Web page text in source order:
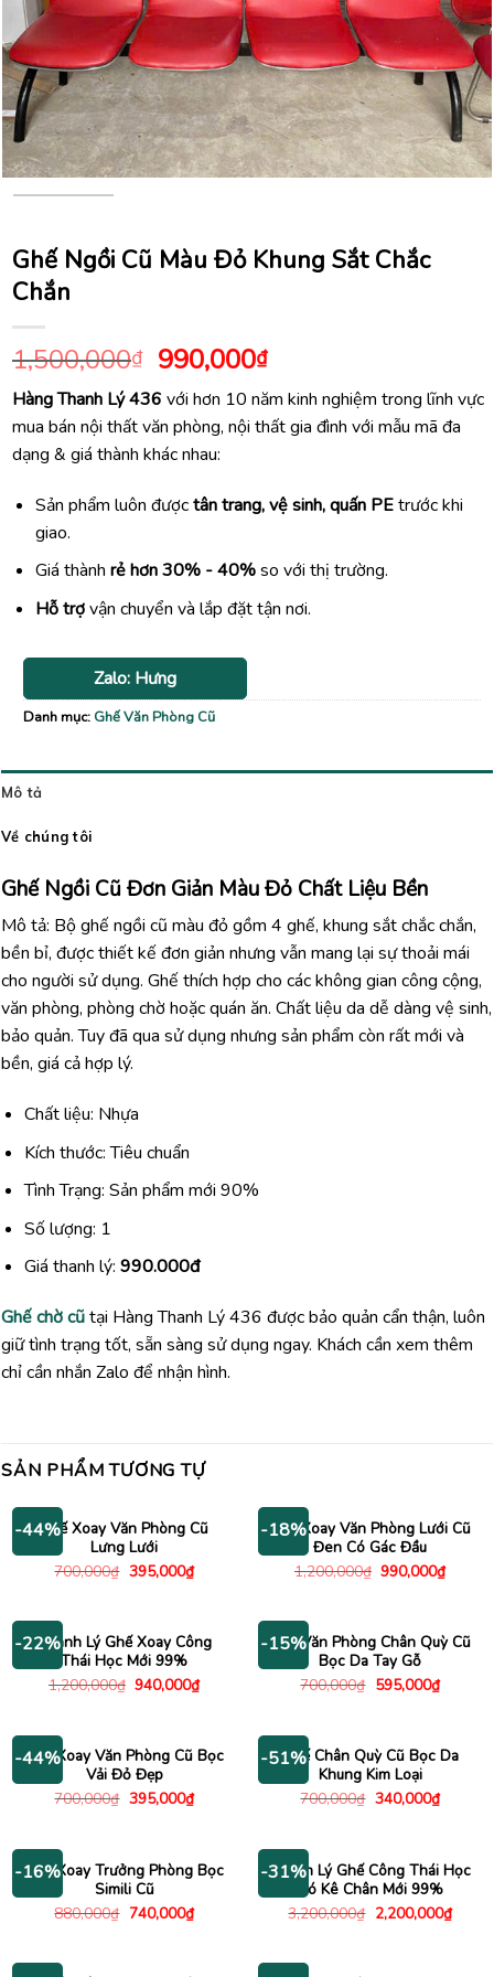
Ghế Ngồi Cũ Màu Đỏ Khung Sắt Chắc
Chắn
1,500,000₫ Giá
gốc
là:
1,500,000₫.
990,000₫Giá
hiện
tại
là:
Hàng Thanh Lý 436 với hơn 10 năm kinh nghiệm trong lĩnh vực
mua bán nội thất văn phòng, nội thất gia đình với mẫu mã đa
dạng & giá thành khác nhau:
Sản phẩm luôn đượctân trang, vệ sinh, quấn PEtrước khi
giao.
Giá thành rẻ hơn 30% - 40%so với thị trường.
Hỗ trợvận chuyển và lắp đặt tận nơi.
Zalo: Hưng
Danh mục: Ghế Văn Phòng Cũ
Mô tả
Về chúng tôi
Ghế Ngồi Cũ Đơn Giản Màu Đỏ Chất Liệu Bền
Mô tả: Bộ ghế ngồi cũ màu đỏ gồm 4 ghế, khung sắt chắc chắn,
bền bỉ, được thiết kế đơn giản nhưng vẫn mang lại sự thoải mái
cho người sử dụng. Ghế thích hợp cho các không gian công cộng,
văn phòng, phòng chờ hoặc quán ăn. Chất liệu da dễ dàng vệ sinh,
bảo quản. Tuy đã qua sử dụng nhưng sản phẩm còn rất mới và
bền, giá cả hợp lý.
Chất liệu: Nhựa
Kích thước: Tiêu chuẩn
Tình Trạng: Sản phẩm mới 90%
Số lượng: 1
Giá thanh lý: 990.000đ
Ghế chờ cũtại Hàng Thanh Lý 436 được bảo quản cẩn thận, luôn
giữ tình trạng tốt, sẵn sàng sử dụng ngay. Khách cần xem thêm
chỉ cần nhắn Zalo để nhận hình.
SẢN PHẨM TƯƠNG TỰ
-44%Ghế Xoay Văn Phòng Cũ
Lưng Lưới
700,000₫ Giá
395,000₫Giá
hiện
395,000₫.
-18%
Ghế Xoay Văn Phòng Lưới Cũ
Đen Có Gác Đầu
1,200,000₫ Giá
990,000₫Giá
hiện
-22%Thanh Lý Ghế Xoay Công
Thái Học Mới 99%
1,200,000₫ Giá
940,000₫Giá
hiện
940,000₫.
-15%
Ghế Văn Phòng Chân Quỳ Cũ
Bọc Da Tay Gỗ
700,000₫ Giá
595,000₫Giá
hiện
-44%
Ghế Xoay Văn Phòng Cũ Bọc
Vải Đỏ Đẹp
700,000₫ Giá
395,000₫Giá
hiện
395,000₫.
-51%Ghế Chân Quỳ Cũ Bọc Da
Khung Kim Loại
700,000₫ Giá
340,000₫Giá
hiện
-16%
Ghế Xoay Trưởng Phòng Bọc
Simili Cũ
880,000₫ Giá
740,000₫Giá
hiện
740,000₫.
-31%
Thanh Lý Ghế Công Thái Học
Có Kê Chân Mới 99%
3,200,000₫ Giá
gốc
2,200,000₫Giá
hiện